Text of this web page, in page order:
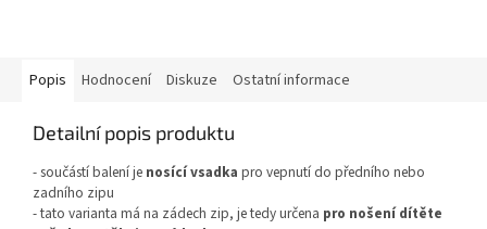
Popis Hodnocení Diskuze Ostatní informace
Detailní popis produktu
- součástí balení je nosící vsadka pro vepnutí do předního nebo
zadního zipu
- tato varianta má na zádech zip, je tedy určena pro nošení dítěte